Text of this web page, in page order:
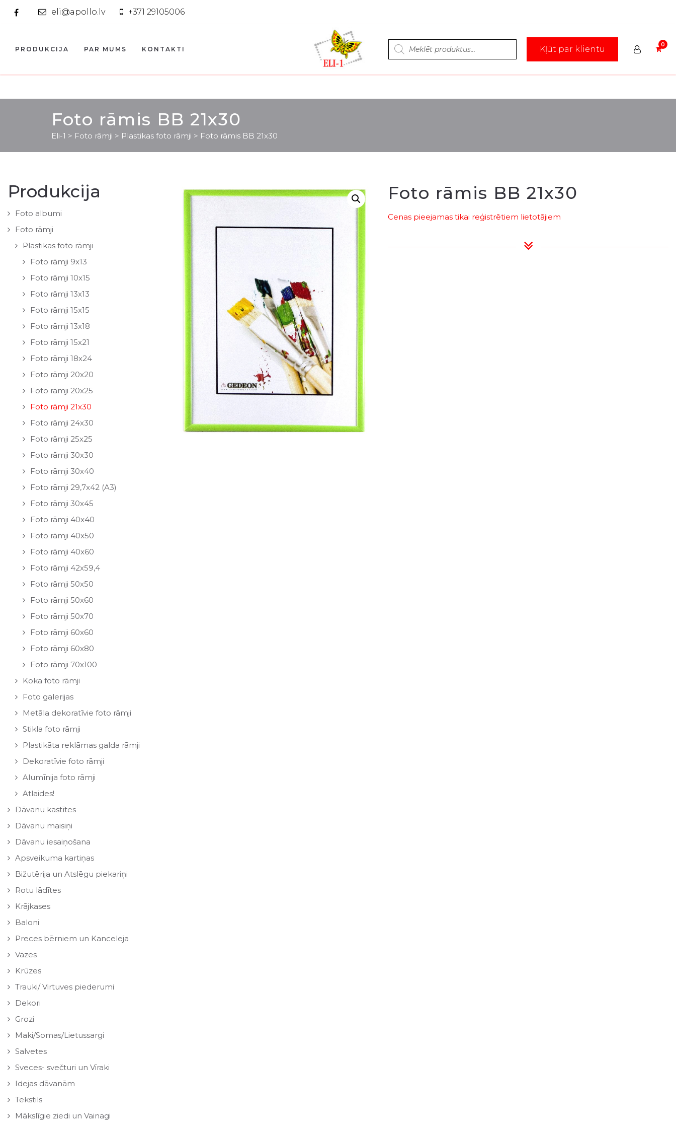
eli@apollo.lv +371 29105006
Products
search Kļūt par klientu
PRODUKCIJA PAR MUMS KONTAKTI
Foto rāmis BB 21x30
Eli-1 > Foto rāmji > Plastikas foto rāmji > Foto rāmis BB 21x30
Produkcija
Foto albumi
Foto rāmji
Plastikas foto rāmji
Foto rāmji 9x13
Foto rāmji 10x15
Foto rāmji 13x13
Foto rāmji 15x15
Foto rāmji 13x18
Foto rāmji 15x21
Foto rāmji 18x24
Foto rāmji 20x20
Foto rāmji 20x25
Foto rāmji 21x30
Foto rāmji 24x30
Foto rāmji 25x25
Foto rāmji 30x30
Foto rāmji 30x40
Foto rāmji 29,7x42 (A3)
Foto rāmji 30x45
Foto rāmji 40x40
Foto rāmji 40x50
Foto rāmji 40x60
Foto rāmji 42x59,4
Foto rāmji 50x50
Foto rāmji 50x60
Foto rāmji 50x70
Foto rāmji 60x60
Foto rāmji 60x80
Foto rāmji 70x100
Koka foto rāmji
Foto galerijas
Metāla dekoratīvie foto rāmji
Stikla foto rāmji
Plastikāta reklāmas galda rāmji
Dekoratīvie foto rāmji
Alumīnija foto rāmji
Atlaides!
Dāvanu kastītes
Dāvanu maisiņi
Dāvanu iesaiņošana
Apsveikuma kartiņas
Bižutērija un Atslēgu piekariņi
Rotu lādītes
Krājkases
Baloni
Preces bērniem un Kanceleja
Vāzes
Krūzes
Trauki/ Virtuves piederumi
Dekori
Grozi
Maki/Somas/Lietussargi
Salvetes
Sveces- svečturi un Vīraki
Idejas dāvanām
Tekstils
Mākslīgie ziedi un Vainagi
Foto rāmis BB 21x30
Cenas pieejamas tikai reģistrētiem lietotājiem